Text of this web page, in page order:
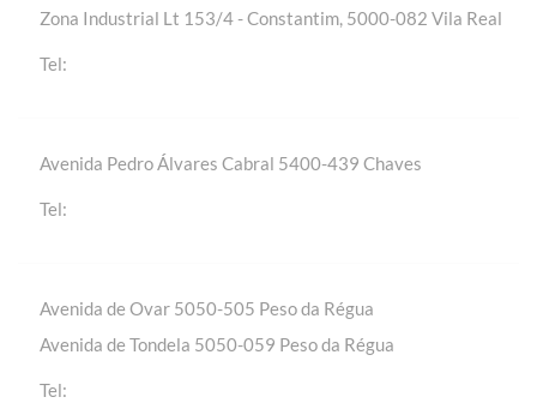
Zona Industrial Lt 153/4 - Constantim, 5000-082 Vila Real
Tel:
Avenida Pedro Álvares Cabral 5400-439 Chaves
Tel:
Avenida de Ovar 5050-505 Peso da Régua
Avenida de Tondela 5050-059 Peso da Régua
Tel: